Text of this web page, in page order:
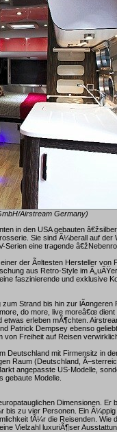
Airstream Germany)
in den USA gebauten
Sie sind Ã¼berall auf der
Serien eine tragende
der Ã¤ltesten Hersteller von
aus Retro-Style im
faszinierende und exklusive
Strand bis hin zur
do more, live moreâ€œ dient
erleben mÃ¶chten.
Patrick Dempsey ebenso
von Freiheit auf Reisen
mit Firmensitz in
Raum (Deutschland,
angepasste US-Modelle,
gebaute Modelle.
Dimensionen. Er
zu vier Personen. Ein Ã¼ppig
fÃ¼r die Reisenden. Wie
Vielzahl luxuriÃ¶ser